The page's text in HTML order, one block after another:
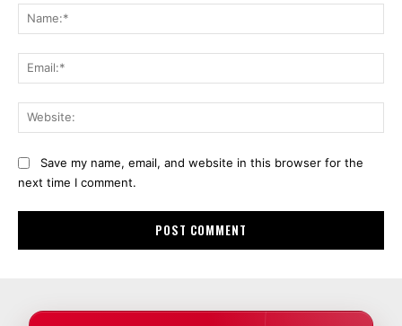
Save my name, email, and website in this browser for the
next time I comment.